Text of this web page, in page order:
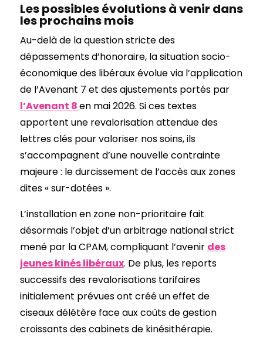
Les possibles évolutions à venir dans
les prochains mois
Au-delà de la question stricte des
dépassements d’honoraire, la situation socio-
économique des libéraux évolue via l’application
de l’Avenant 7 et des ajustements portés par
l’Avenant 8en mai 2026. Si ces textes
apportent une revalorisation attendue des
lettres clés pour valoriser nos soins, ils
s’accompagnent d’une nouvelle contrainte
majeure : le durcissement de l’accès aux zones
dites « sur-dotées ».
L’installation en zone non-prioritaire fait
désormais l’objet d’un arbitrage national strict
mené par la CPAM, compliquant l’avenir des
jeunes kinés libéraux. De plus, les reports
successifs des revalorisations tarifaires
initialement prévues ont créé un effet de
ciseaux délétère face aux coûts de gestion
croissants des cabinets de kinésithérapie.